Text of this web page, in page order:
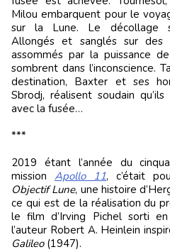
Milou embarquent pour le
sur la Lune. Le décollage
Allongés et sanglés sur des
assommés par la puissance
sombrent dans l’inconscience.
destination, Baxter et ses
Sbrodj, réalisent soudain
avec la fusée…
***
2019 étant l’année du
mission Apollo 11, c’était
Objectif Lune, une histoire
ce qui est de la réalisation du
le film d’Irving Pichel sorti
l’auteur Robert A. Heinlein
Galileo(1947).